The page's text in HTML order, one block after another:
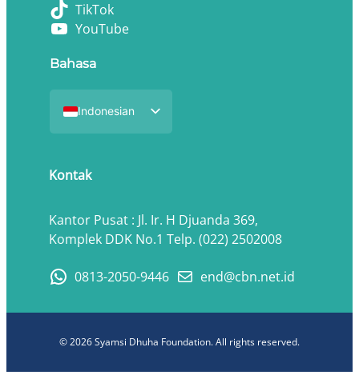
TikTok
YouTube
Bahasa
Indonesian
English
Kontak
Kantor Pusat : Jl. Ir. H Djuanda 369,
Komplek DDK No.1 Telp. (022) 2502008
0813-2050-9446 end@cbn.net.id
© 2026 Syamsi Dhuha Foundation. All rights reserved.